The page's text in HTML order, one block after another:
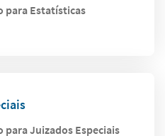
para Estatísticas
para Juizados Especiais